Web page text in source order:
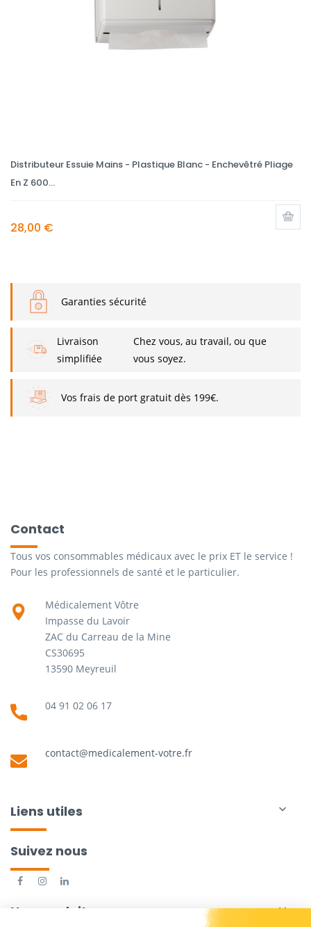
Distributeur Essuie Mains - Plastique Blanc - Enchevêtré Pliage
En Z 600...
28,00 €
Garanties sécurité
Livraison
simplifiée
Chez vous, au travail, ou que
vous soyez.
Vos frais de port gratuit dès 199€.
Contact
Tous vos consommables médicaux avec le prix ET le service !
Pour les professionnels de santé et le particulier.
Médicalement Vôtre
Impasse du Lavoir
ZAC du Carreau de la Mine
CS30695
13590 Meyreuil
04 91 02 06 17
contact@medicalement-votre.fr
Liens utiles 
Suivez nous
Nos produits 